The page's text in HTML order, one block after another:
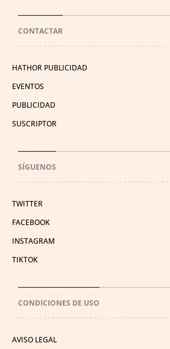
CONTACTAR
HATHOR PUBLICIDAD
EVENTOS
PUBLICIDAD
SUSCRIPTOR
SÍGUENOS
TWITTER
FACEBOOK
INSTAGRAM
TIKTOK
CONDICIONES DE USO
AVISO LEGAL